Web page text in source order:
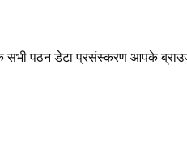
सभी पठन डेटा प्रसंस्करण आपके